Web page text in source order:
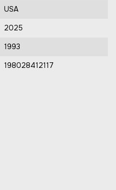
USA
2025
1993
198028412117